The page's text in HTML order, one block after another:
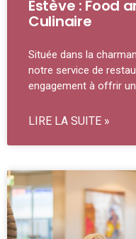
Estève : Food
Culinaire
Située dans la
notre service de
engagement à offrir
LIRE LA SUITE »